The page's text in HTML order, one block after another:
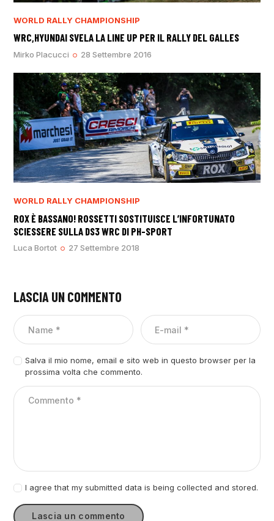
WORLD RALLY CHAMPIONSHIP
WRC,HYUNDAI SVELA LA LINE UP PER IL RALLY DEL GALLES
Mirko Placucci 28 Settembre 2016
WORLD RALLY CHAMPIONSHIP
ROX È BASSANO! ROSSETTI SOSTITUISCE L’INFORTUNATO
SCIESSERE SULLA DS3 WRC DI PH-SPORT
Luca Bortot 27 Settembre 2018
LASCIA UN COMMENTO
Salva il mio nome, email e sito web in questo browser per la
prossima volta che commento.
I agree that my submitted data is being collected and stored.